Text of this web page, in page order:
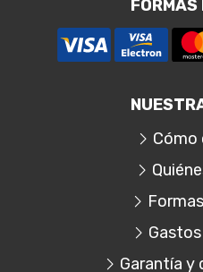
FORMAS
Cómo
Garantía y